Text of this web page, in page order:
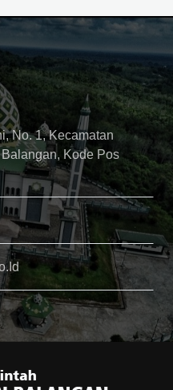
No. 1, Kecamatan
Kode Pos